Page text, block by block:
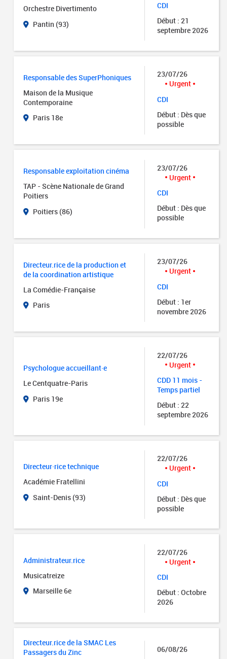
Orchestre Divertimento
Pantin (93)
CDI
Début : 21
septembre 2026
Responsable des SuperPhoniques
Maison de la Musique
Contemporaine
Paris 18e
23/07/26
Urgent
CDI
Début : Dès que
possible
Responsable exploitation cinéma
TAP - Scène Nationale de Grand
Poitiers
Poitiers (86)
23/07/26
Urgent
CDI
Début : Dès que
possible
Directeur.rice de la production et
de la coordination artistique
La Comédie-Française
Paris
23/07/26
Urgent
CDI
Début : 1er
novembre 2026
Psychologue accueillant·e
Le Centquatre-Paris
Paris 19e
22/07/26
Urgent
CDD 11 mois -
Temps partiel
Début : 22
septembre 2026
Directeur·rice technique
Académie Fratellini
Saint-Denis (93)
22/07/26
Urgent
CDI
Début : Dès que
possible
Administrateur.rice
Musicatreize
Marseille 6e
22/07/26
Urgent
CDI
Début : Octobre
2026
Directeur.rice de la SMAC Les
Passagers du Zinc
06/08/26